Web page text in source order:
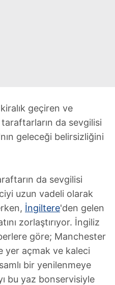
geçiren ve
da sevgilisi
geleceği belirsizliğini
da sevgilisi
uzun vadeli olarak
İngiltere'den gelen
zorlaştırıyor. İngiliz
göre; Manchester
yer açmak ve kaleci
bir yenilenmeye
bu yaz bonservisiyle